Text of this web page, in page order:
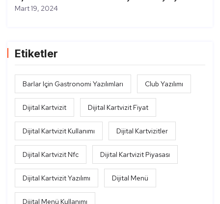
Mart 19, 2024
Etiketler
Barlar Için Gastronomi Yazılımları Club Yazılımı
Dijital Kartvizit Dijital Kartvizit Fiyat
Dijital Kartvizit Kullanımı Dijital Kartvizitler
Dijital Kartvizit Nfc Dijital Kartvizit Piyasası
Dijital Kartvizit Yazılımı Dijital Menü
Dijital Menü Kullanımı